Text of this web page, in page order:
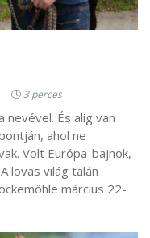
3 perces
nevével. És alig van
ahol ne
Volt Európa-bajnok,
lovas világ talán
március 22-